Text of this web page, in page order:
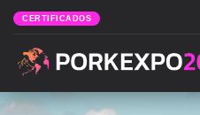
CERTIFICADOS